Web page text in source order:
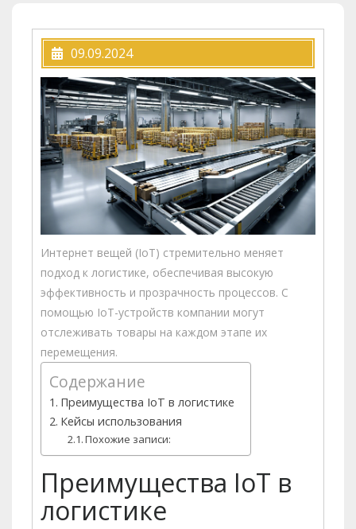
09.09.2024
Интернет вещей (IoT) стремительно меняет
подход к логистике, обеспечивая высокую
эффективность и прозрачность процессов. С
помощью IoT-устройств компании могут
отслеживать товары на каждом этапе их
перемещения.
Содержание
Преимущества IoT в логистике
Кейсы использования
Похожие записи:
Преимущества IoT в
логистике